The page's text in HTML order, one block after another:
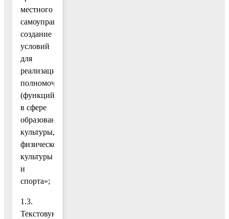
местного
самоуправления,
создание
условий
для
реализации
полномочий
(функций)
в сфере
образования,
культуры,
физической
культуры
и
спорта»;
1.3.
Текстовую